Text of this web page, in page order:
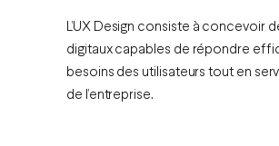
L’UX Design consiste à concevoir
digitaux capables de répondre
besoins des utilisateurs tout en
de l’entreprise.